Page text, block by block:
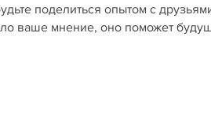
поделиться опытом с
ваше мнение, оно поможет